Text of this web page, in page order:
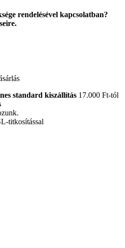
rendelésével kapcsolatban?
standard kiszállítás 17.000 Ft-tól
titkosítással